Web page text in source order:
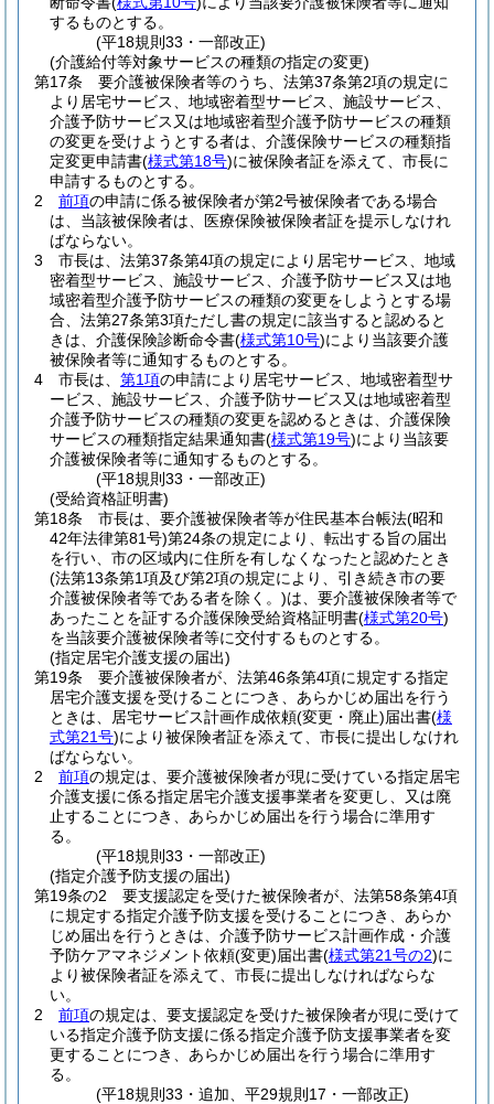
するものとする。
(平18規則33・一部改正)
(介護給付等対象サービスの種類の指定の変更)
第17条
要介護被保険者等のうち、法第37条第2項の規定に
より居宅サービス、地域密着型サービス、施設サービス、
介護予防サービス又は地域密着型介護予防サービスの種類
の変更を受けようとする者は、介護保険サービスの種類指
定変更申請書(様式第18号)に被保険者証を添えて、市長に
申請するものとする。
2
前項の申請に係る被保険者が第2号被保険者である場合
は、当該被保険者は、医療保険被保険者証を提示しなけれ
ばならない。
3
市長は、法第37条第4項の規定により居宅サービス、地域
密着型サービス、施設サービス、介護予防サービス又は地
域密着型介護予防サービスの種類の変更をしようとする場
合、法第27条第3項ただし書の規定に該当すると認めると
きは、介護保険診断命令書(様式第10号)により当該要介護
被保険者等に通知するものとする。
4
市長は、 第1項の申請により居宅サービス、地域密着型サ
ービス、施設サービス、介護予防サービス又は地域密着型
介護予防サービスの種類の変更を認めるときは、介護保険
サービスの種類指定結果通知書(様式第19号)により当該要
介護被保険者等に通知するものとする。
(平18規則33・一部改正)
(受給資格証明書)
第18条
市長は、要介護被保険者等が住民基本台帳法(昭和
42年法律第81号)第24条の規定により、転出する旨の届出
を行い、市の区域内に住所を有しなくなったと認めたとき
(法第13条第1項及び第2項の規定により、引き続き市の要
介護被保険者等である者を除く。)は、要介護被保険者等で
あったことを証する介護保険受給資格証明書(様式第20号)
を当該要介護被保険者等に交付するものとする。
(指定居宅介護支援の届出)
第19条
要介護被保険者が、法第46条第4項に規定する指定
居宅介護支援を受けることにつき、あらかじめ届出を行う
ときは、居宅サービス計画作成依頼(変更・廃止)届出書(様
式第21号)により被保険者証を添えて、市長に提出しなけれ
ばならない。
2
前項の規定は、要介護被保険者が現に受けている指定居宅
介護支援に係る指定居宅介護支援事業者を変更し、又は廃
止することにつき、あらかじめ届出を行う場合に準用す
る。
(平18規則33・一部改正)
(指定介護予防支援の届出)
第19条の2
要支援認定を受けた被保険者が、法第58条第4項
に規定する指定介護予防支援を受けることにつき、あらか
じめ届出を行うときは、介護予防サービス計画作成・介護
予防ケアマネジメント依頼(変更)届出書(様式第21号の2)に
より被保険者証を添えて、市長に提出しなければならな
い。
2
前項の規定は、要支援認定を受けた被保険者が現に受けて
いる指定介護予防支援に係る指定介護予防支援事業者を変
更することにつき、あらかじめ届出を行う場合に準用す
る。
(平18規則33・追加、平29規則17・一部改正)